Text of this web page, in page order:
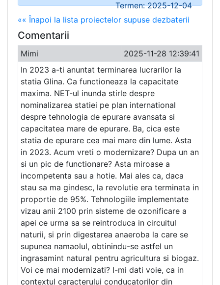
Termen: 2025-12-04
«« Înapoi la lista proiectelor supuse dezbaterii
Comentarii
Mimi
2025-11-28 12:39:41
In 2023 a-ti anuntat terminarea lucrarilor la
statia Glina. Ca functioneaza la capacitate
maxima. NET-ul inunda stirle despre
nominalizarea statiei pe plan international
despre tehnologia de epurare avansata si
capacitatea mare de epurare. Ba, cica este
statia de epurare cea mai mare din lume. Asta
in 2023. Acum vreti o modernizare? Dupa un an
si un pic de functionare? Asta miroase a
incompetenta sau a hotie. Mai ales ca, daca
stau sa ma gindesc, la revolutie era terminata in
proportie de 95%. Tehnologiile implementate
vizau anii 2100 prin sisteme de ozonificare a
apei ce urma sa se reintroduca in circuitul
naturii, si prin digestarea anaeroba la care se
supunea namaolul, obtinindu-se astfel un
ingrasamint natural pentru agricultura si biogaz.
Voi ce mai modernizati? I-mi dati voie, ca in
contextul caracterului conducatorilor din